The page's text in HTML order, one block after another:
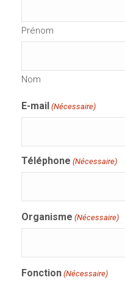
Prénom
Nom
E-mail (Nécessaire)
Téléphone (Nécessaire)
Organisme (Nécessaire)
Fonction (Nécessaire)